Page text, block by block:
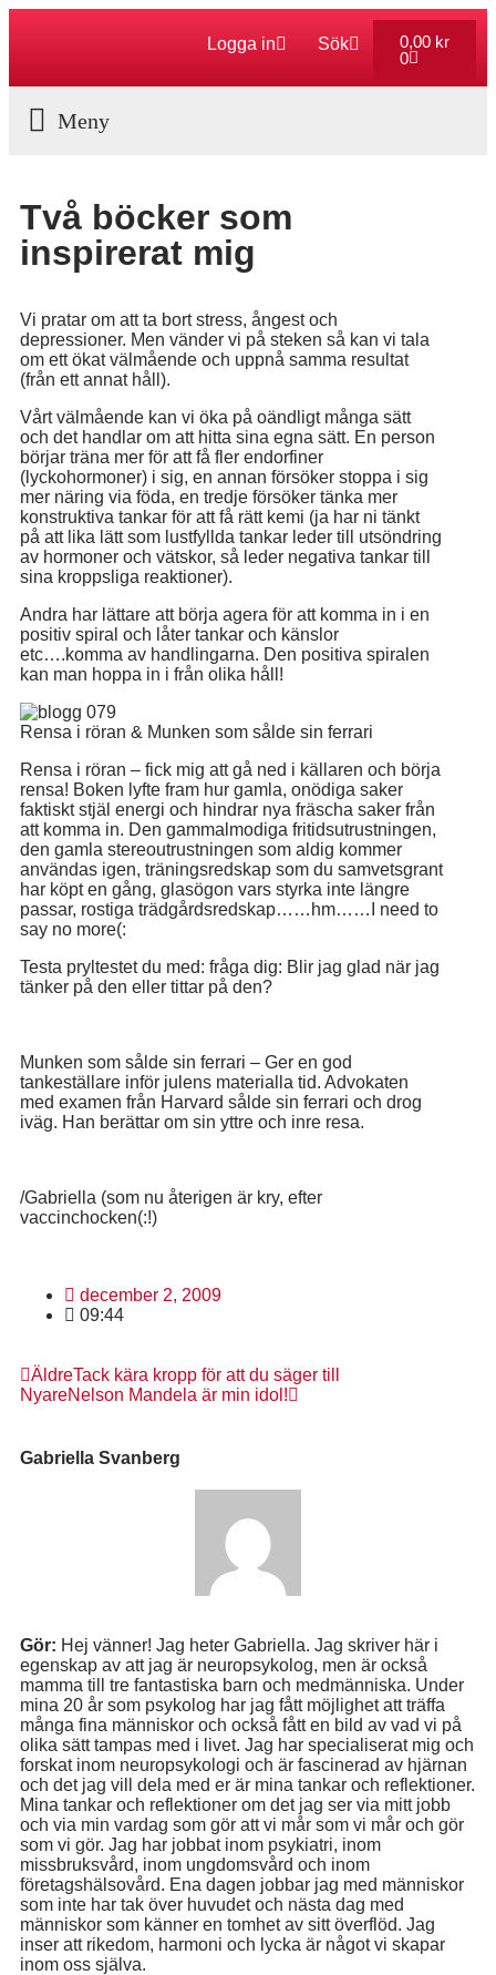
Logga in Sök 0,00 kr
0
Två böcker som
inspirerat mig
Vi pratar om att ta bort stress, ångest och
depressioner. Men vänder vi på steken så kan vi tala
om ett ökat välmående och uppnå samma resultat
(från ett annat håll).
Vårt välmående kan vi öka på oändligt många sätt
och det handlar om att hitta sina egna sätt. En person
börjar träna mer för att få fler endorfiner
(lyckohormoner) i sig, en annan försöker stoppa i sig
mer näring via föda, en tredje försöker tänka mer
konstruktiva tankar för att få rätt kemi (ja har ni tänkt
på att lika lätt som lustfyllda tankar leder till utsöndring
av hormoner och vätskor, så leder negativa tankar till
sina kroppsliga reaktioner).
Andra har lättare att börja agera för att komma in i en
positiv spiral och låter tankar och känslor
etc….komma av handlingarna. Den positiva spiralen
kan man hoppa in i från olika håll!
Rensa i röran & Munken som sålde sin ferrari
Rensa i röran – fick mig att gå ned i källaren och börja
rensa! Boken lyfte fram hur gamla, onödiga saker
faktiskt stjäl energi och hindrar nya fräscha saker från
att komma in. Den gammalmodiga fritidsutrustningen,
den gamla stereoutrustningen som aldig kommer
användas igen, träningsredskap som du samvetsgrant
har köpt en gång, glasögon vars styrka inte längre
passar, rostiga trädgårdsredskap……hm……I need to
say no more(:
Testa pryltestet du med: fråga dig: Blir jag glad när jag
tänker på den eller tittar på den?
Munken som sålde sin ferrari – Ger en god
tankeställare inför julens materialla tid. Advokaten
med examen från Harvard sålde sin ferrari och drog
iväg. Han berättar om sin yttre och inre resa.
/Gabriella (som nu återigen är kry, efter
vaccinchocken(:!)
december 2, 2009
09:44
ÄldreTack kära kropp för att du säger till
NyareNelson Mandela är min idol!
Gabriella Svanberg
Gör: Hej vänner! Jag heter Gabriella. Jag skriver här i
egenskap av att jag är neuropsykolog, men är också
mamma till tre fantastiska barn och medmänniska. Under
mina 20 år som psykolog har jag fått möjlighet att träffa
många fina människor och också fått en bild av vad vi på
olika sätt tampas med i livet. Jag har specialiserat mig och
forskat inom neuropsykologi och är fascinerad av hjärnan
och det jag vill dela med er är mina tankar och reflektioner.
Mina tankar och reflektioner om det jag ser via mitt jobb
och via min vardag som gör att vi mår som vi mår och gör
som vi gör. Jag har jobbat inom psykiatri, inom
missbruksvård, inom ungdomsvård och inom
företagshälsovård. Ena dagen jobbar jag med människor
som inte har tak över huvudet och nästa dag med
människor som känner en tomhet av sitt överflöd. Jag
inser att rikedom, harmoni och lycka är något vi skapar
inom oss själva.